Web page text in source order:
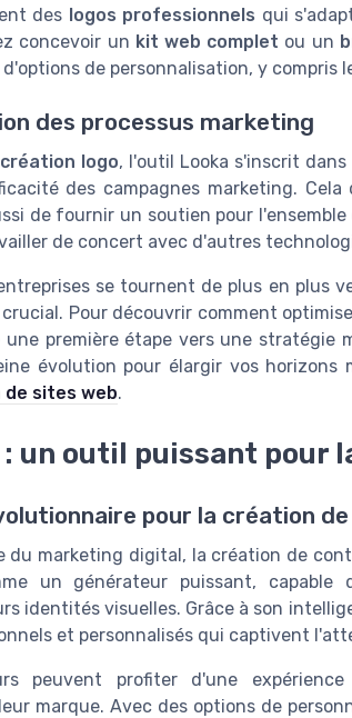
des logos professionnels qui
concevoir un kit web complet ou un
de personnalisation, y compris
des processus marketing
création logo, l'outil Looka s'inscrit
des campagnes marketing.
de fournir un soutien pour
de concert avec d'autres
se tournent de plus en plus
Pour découvrir comment
première étape vers une stratégie
évolution pour élargir vos horizons
sites web.
: un outil puissant pour
pour la création
du marketing digital, la création de
un générateur puissant,
identités visuelles. Grâce à son
et personnalisés qui captivent
peuvent profiter d'une
marque. Avec des options de